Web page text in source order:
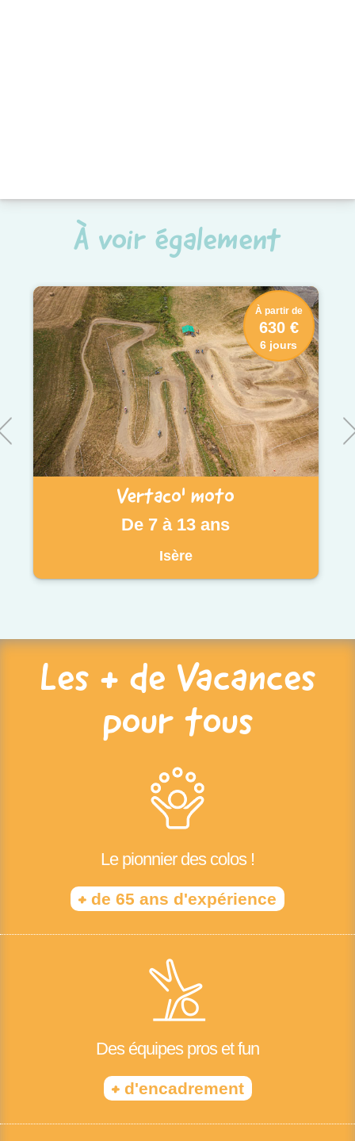
À voir également
Vertaco' moto
De 7 à 13 ans
Isère
À partir de
630 €
6 jours
Les + de Vacances
pour tous
Le pionnier des colos !
+ de 65 ans d'expérience
Des équipes pros et fun
+d'encadrement